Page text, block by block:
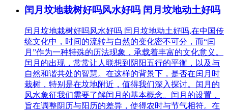
闰月坟地栽树好吗风水好吗 闰月坟地动土好吗
闰月坟地栽树好吗风水好吗 闰月坟地动土好吗,在中国传
统文化中，时间的流转与自然的变化密不可分，而“闰
月”作为一种特殊的历法现象，承载着丰富的文化意义。
闰月的出现，常常让人联想到阴阳五行的平衡，以及与
自然和谐共处的智慧。在这样的背景下，是否在闰月时
栽树，特别是在坟地附近，值得我们深入探讨。闰月的
风水象征我们需要了解闰月的基本概念。闰月的设置，
旨在调整阴历与阳历的差异，使得农时与节气相符。在